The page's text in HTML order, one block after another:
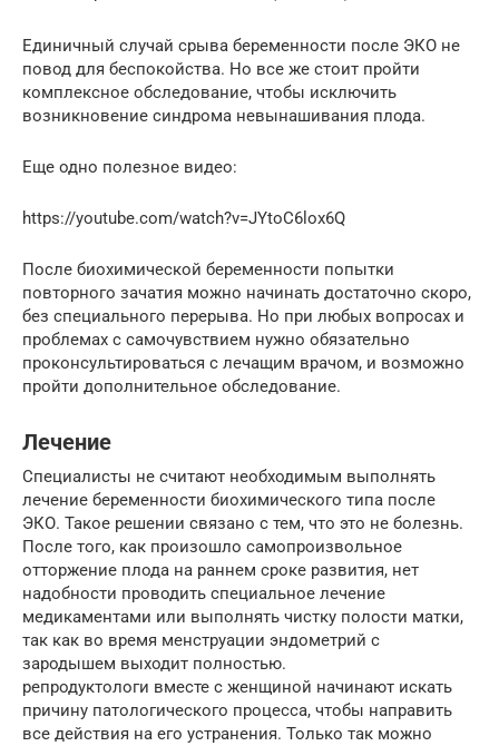
Единичный случай срыва беременности после ЭКО не
повод для беспокойства. Но все же стоит пройти
комплексное обследование, чтобы исключить
возникновение синдрома невынашивания плода.
Еще одно полезное видео:
https://youtube.com/watch?v=JYtoC6lox6Q
После биохимической беременности попытки
повторного зачатия можно начинать достаточно скоро,
без специального перерыва. Но при любых вопросах и
проблемах с самочувствием нужно обязательно
проконсультироваться с лечащим врачом, и возможно
пройти дополнительное обследование.
Лечение
Специалисты не считают необходимым выполнять
лечение беременности биохимического типа после
ЭКО. Такое решении связано с тем, что это не болезнь.
После того, как произошло самопроизвольное
отторжение плода на раннем сроке развития, нет
надобности проводить специальное лечение
медикаментами или выполнять чистку полости матки,
так как во время менструации эндометрий с
зародышем выходит полностью.
репродуктологи вместе с женщиной начинают искать
причину патологического процесса, чтобы направить
все действия на его устранения. Только так можно